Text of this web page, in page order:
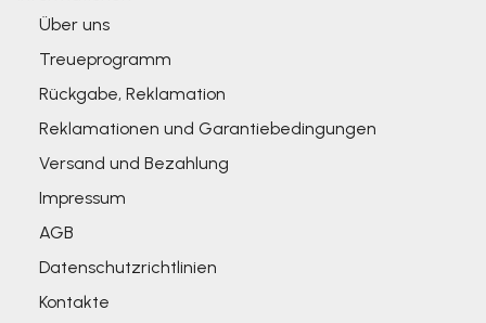
Über uns
Treueprogramm
Rückgabe, Reklamation
Reklamationen und Garantiebedingungen
Versand und Bezahlung
Impressum
AGB
Datenschutzrichtlinien
Kontakte